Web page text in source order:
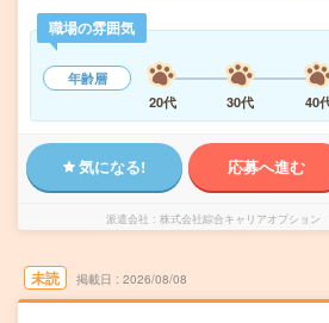
職場の雰囲気
年齢層
20代
30代 40
気になる! 応募へ進む
派遣会社 株式会社綜合キャリアオプション
未読 掲載日 2026/08/08